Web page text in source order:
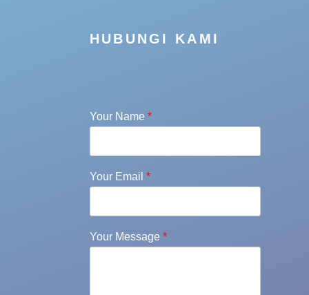
HUBUNGI KAMI
Your Name *
Your Email *
Your Message *